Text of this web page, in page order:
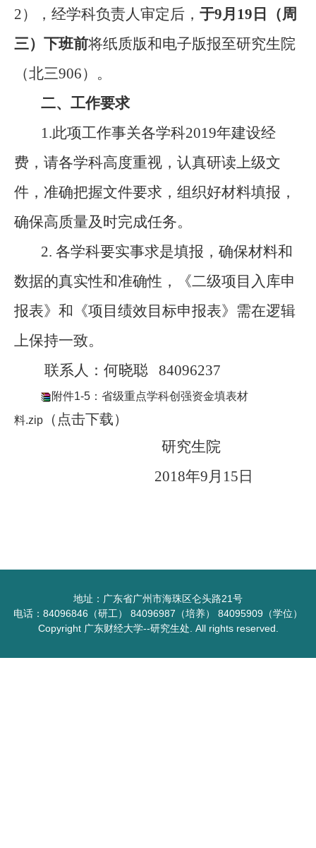
2），经学科负责人审定后， 于9月 19 日（周
三）下班前将纸质版和电子版报至研究生院
（北三906）。
二、工作要求
1.此项工作事关各学科2019年建设经
费，请各学科高度重视，认真研读上级文
件，准确把握文件要求，组织好材料填报，
确保高质量及时完成任务。
2. 各学科要实事求是填报，确保材料和
数据的真实性和准确性，《二级项目入库申
报表》和《项目绩效目标申报表》需在逻辑
上保持一致。
联系人：何晓聪 84096237
附件1-5：省级重点学科创强资金填表材
料.zip
（点击下载）
研究生院
2018年9月 15 日
地址：广东省广州市海珠区仑头路21号
电话：84096846（研工） 84096987（培养） 84095909（学位）
Copyright 广东财经大学--研究生处. All rights reserved.